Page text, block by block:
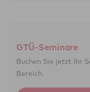
GTÜ-Seminare
Buchen Sie jetzt Ihr
Bereich.